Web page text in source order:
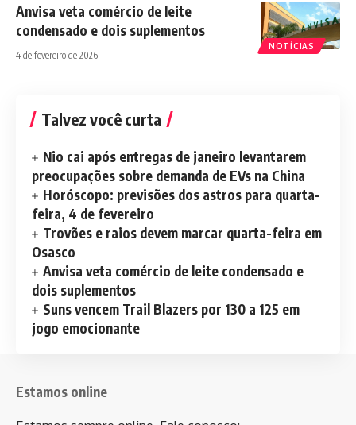
NOTÍCIAS
Anvisa veta comércio de leite
condensado e dois suplementos
4 de fevereiro de 2026
Talvez você curta
Nio cai após entregas de janeiro levantarem
preocupações sobre demanda de EVs na China
Horóscopo: previsões dos astros para quarta-
feira, 4 de fevereiro
Trovões e raios devem marcar quarta-feira em
Osasco
Anvisa veta comércio de leite condensado e
dois suplementos
Suns vencem Trail Blazers por 130 a 125 em
jogo emocionante
Estamos online